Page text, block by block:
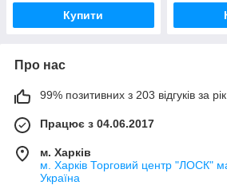
Купити
Про нас
99% позитивних з 203 відгуків за рік
Працює з 04.06.2017
м. Харків
м. Харків Торговий центр "ЛОСК"
Україна